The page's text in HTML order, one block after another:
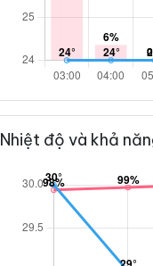
Nhiệt độ và khả